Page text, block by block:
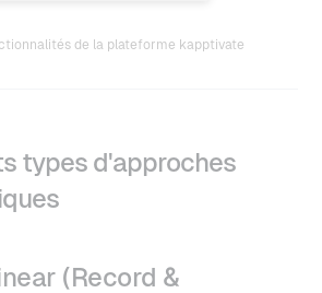
de la plateforme kapptivate
types d'approches
(Record &